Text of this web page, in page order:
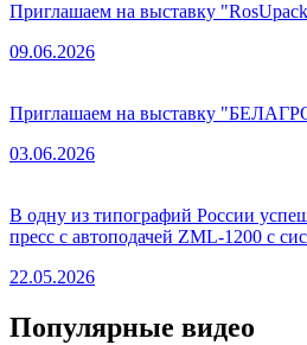
Приглашаем на выставку
09.06.2026
Приглашаем на выставку
03.06.2026
В одну из типографий России
пресс с автоподачей ZML-1200 с
22.05.2026
Популярные видео